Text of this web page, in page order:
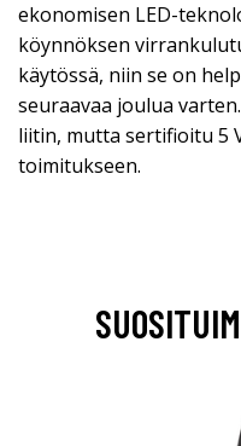
ekonomisen LED-
köynnöksen
käytössä, niin se on
seuraavaa joulua
liitin, mutta sertifioitu 5
toimitukseen.